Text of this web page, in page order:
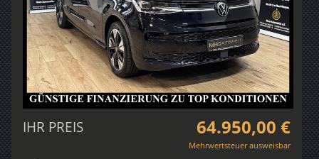
IHR PREIS 64.950,00 €
Mehrwertsteuer ausweisbar